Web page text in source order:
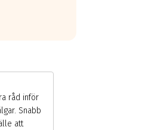
råd inför
Snabb
att